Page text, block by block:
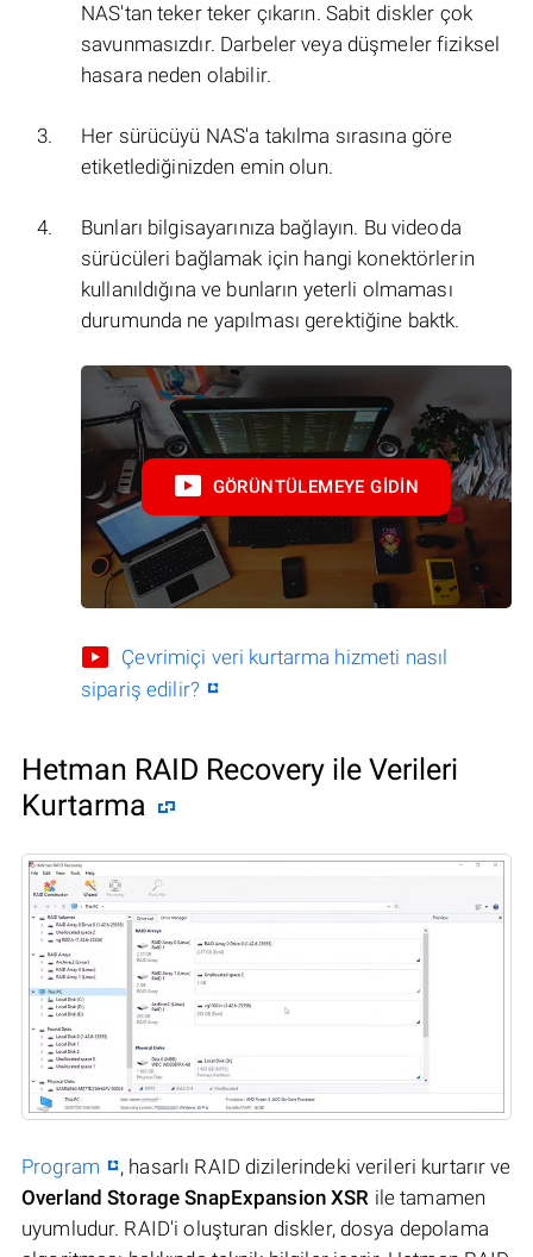
NAS'tan teker teker çıkarın. Sabit diskler çok
savunmasızdır. Darbeler veya düşmeler fiziksel
hasara neden olabilir.
Her sürücüyü NAS'a takılma sırasına göre
etiketlediğinizden emin olun.
Bunları bilgisayarınıza bağlayın. Bu videoda
sürücüleri bağlamak için hangi konektörlerin
kullanıldığına ve bunların yeterli olmaması
durumunda ne yapılması gerektiğine baktk.
GÖRÜNTÜLEMEYE GIDIN
Çevrimiçi veri kurtarma hizmeti nasıl
sipariş edilir?
Hetman RAID Recovery ile Verileri
Kurtarma
Program
, hasarlı RAID dizilerindeki verileri kurtarır ve
Overland Storage SnapExpansion XSR ile tamamen
uyumludur. RAID'i oluşturan diskler, dosya depolama